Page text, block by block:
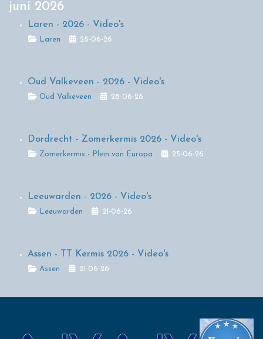
juni 2026
Laren - 2026 - Video's
Details
Laren 28-06-26
Oud Valkeveen - 2026 - Video's
DetailsOud Valkeveen 28-06-26
Dordrecht - Zomerkermis 2026 - Video's
Details
Zomerkermis - Plein van Europa 25-06-26
Leeuwarden - 2026 - Video's
DetailsLeeuwarden 21-06-26
Assen - TT Kermis 2026 - Video's
Details
Assen 21-06-26